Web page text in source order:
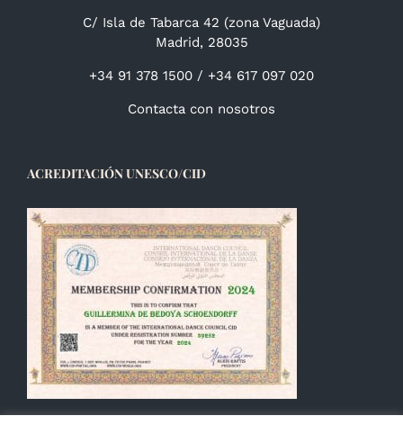
C/ Isla de Tabarca 42 (zona Vaguada)
Madrid, 28035
+34 91 378 1500 / +34 617 097 020
Contacta con nosotros
ACREDITACIÓN UNESCO/CID